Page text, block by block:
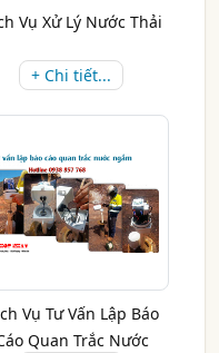
Vụ Xử Lý Nước Thải
+ Chi tiết...
Vụ Tư Vấn Lập Báo
Quan Trắc Nước